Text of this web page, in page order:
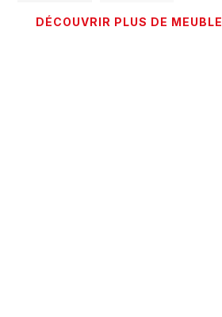
DÉCOUVRIR PLUS DE